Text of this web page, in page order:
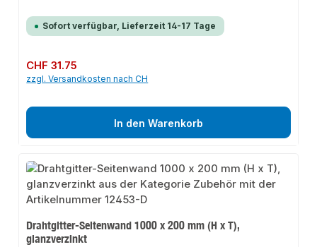
Sofort verfügbar, Lieferzeit 14-17 Tage
Regulärer Preis:
CHF 31.75
zzgl. Versandkosten nach CH
In den Warenkorb
Drahtgitter-Seitenwand 1000 x 200 mm (H x T),
glanzverzinkt